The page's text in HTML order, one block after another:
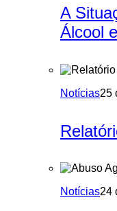
A
Álcool
Notícias25
Notícias24